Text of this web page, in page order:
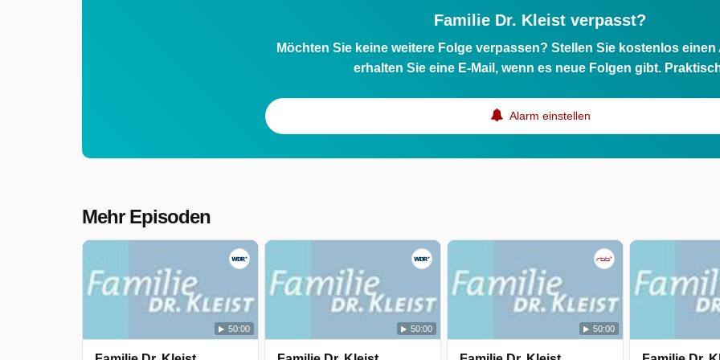
ausgestrahlt am Montag 11 Mai 2026,
14:20 Uhr. Diese Folge wurde zuerst am
Freitag 11 Oktober 2024 gepostet.
Familie Dr. Kleist verpasst?
Möchten Sie keine weitere Folge verpassen? Stellen Sie kostenlos einen
erhalten Sie eine E-Mail, wenn es neue Folgen gibt.
Alarm einstellen
Mehr Episoden
50:00 50:00 50:00